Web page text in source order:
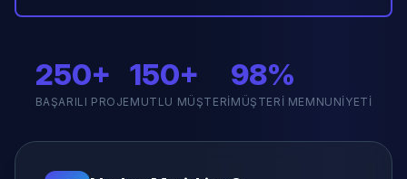
250+
BAŞARILI PROJE
150+
MUTLU MÜŞTERI
98%
MÜŞTERI MEMNUNIYETI